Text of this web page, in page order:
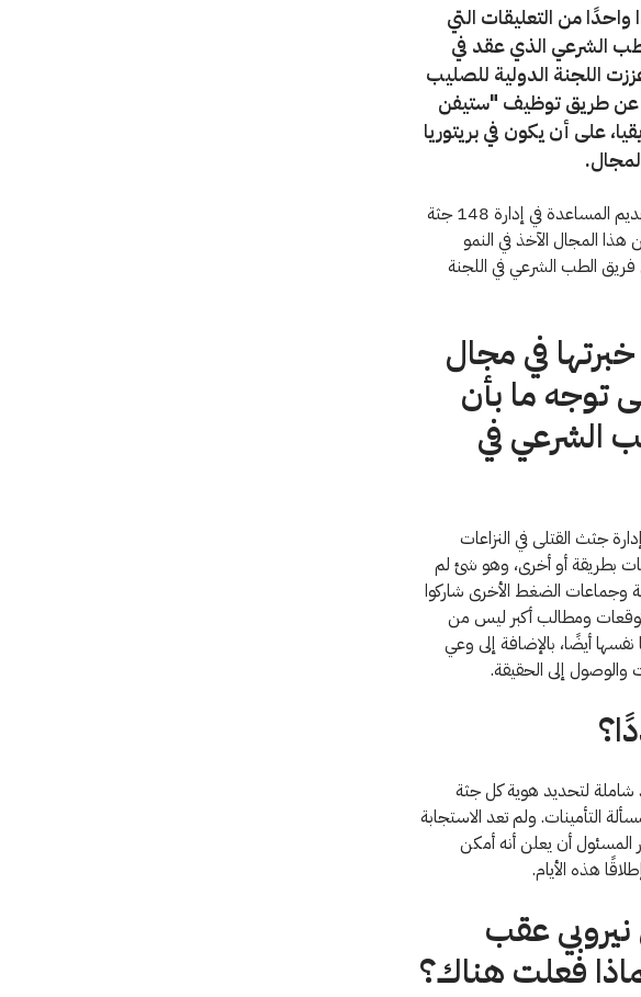
واحدًا من التعليقات التي
الشرعي الذي عقد في
اللجنة الدولية للصليب
عن طريق توظيف "ستيفن
على أن يكون في بريتوريا
سافر "ستيفن فونسيكا" إلى نيروبي مرة أخرى في نيسان/ أبريل لتقديم المساعدة في إدارة 148 جثة
المجال الآخذ في النمو
الطب الشرعي في اللجنة
خبرتها في مجال
توجه ما بأن
الشرعي في
جثث القتلى في النزاعات
بطريقة أو أخرى، وهو شئ لم
وجماعات الضغط الأخرى شاركوا
توقعات ومطالب أكبر ليس من
أيضًا، بالإضافة إلى وعي
والوصول إلى الحقيقة.
شاملة لتحديد هوية كل جثة
التأمينات. ولم تعد الاستجابة
أن يعلن أنه أمكن
نيروبي عقب
فعلت هناك؟